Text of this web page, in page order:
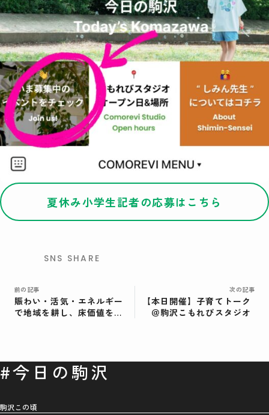
夏休み小学生記者の応募はこちら
SNS SHARE
前の記事
賑わい・活気・エネルギー
で地域を耕し、床価値を高
次の記事
【本日開催】子育てトーク
＠駒沢こもれびスタジオ
#今日の駒沢
駒沢この頃